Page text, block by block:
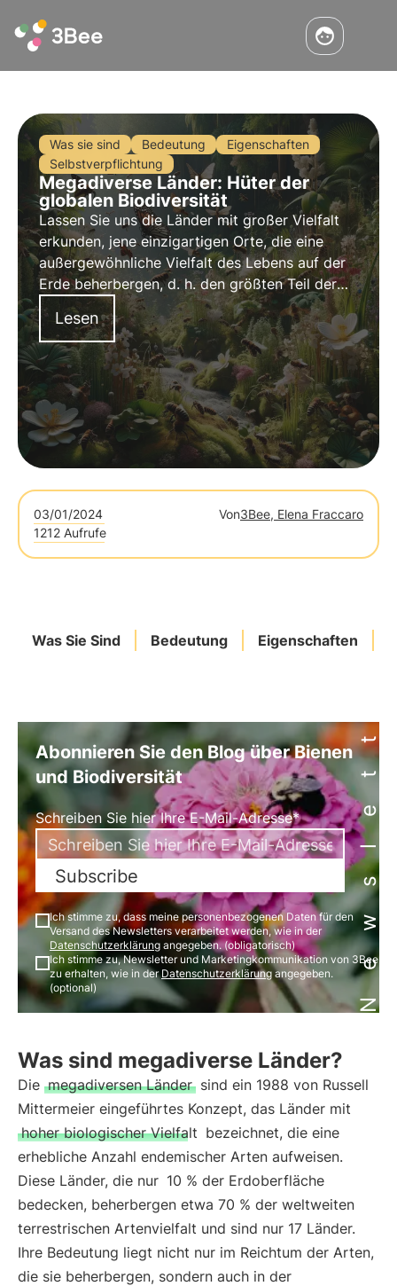
Was sie sind Bedeutung
Eigenschaften
Selbstverpflichtung
Megadiverse Länder: Hüter der
globalen Biodiversität
Lassen Sie uns die Länder mit großer Vielfalt
erkunden, jene einzigartigen Orte, die eine
außergewöhnliche Vielfalt des Lebens auf der
Erde beherbergen, d. h. den größten Teil der
biologischen Vielfalt der Erde und ihre
entscheidende Rolle bei der Erhaltung der
Ökosysteme.
Lesen
03/01/2024 Von3Bee, Elena Fraccaro
1212 Aufrufe
Was Sie Sind Bedeutung EigenschaftenNewsletter
Abonnieren Sie den Blog über Bienen
und Biodiversität
Schreiben Sie hier Ihre E-Mail-Adresse*
Subscribe
Ich stimme zu, dass meine personenbezogenen Daten für den
Versand des Newsletters verarbeitet werden, wie in der
Datenschutzerklärung angegeben. (obligatorisch)
Ich stimme zu, Newsletter und Marketingkommunikation von 3Bee
zu erhalten, wie in derDatenschutzerklärungangegeben.
(optional)
Was sind megadiverse Länder?
Die megadiversen Länder sind ein 1988 von Russell
Mittermeier eingeführtes Konzept, das Länder mit
hoher biologischer Vielfalt bezeichnet, die eine
erhebliche Anzahl endemischer Arten aufweisen.
Diese Länder, die nur 10 % der Erdoberfläche
bedecken, beherbergen etwa 70 % der weltweiten
terrestrischen Artenvielfalt und sind nur 17 Länder.
Ihre Bedeutung liegt nicht nur im Reichtum der Arten,
die sie beherbergen, sondern auch in der